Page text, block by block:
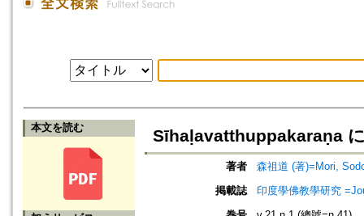
本文を読む Sīhaḷavatthuppakaraṇa
著者
森祖道 (著)=Mori,
掲載誌
印度學佛教學研究